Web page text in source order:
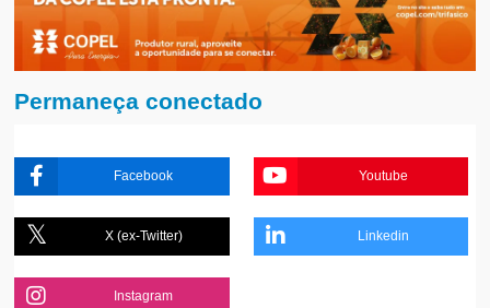
Permaneça conectado
Facebook Youtube
X (ex-Twitter) Linkedin
Instagram